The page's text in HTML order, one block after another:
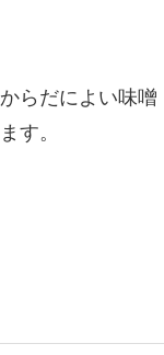
からだによい味
ます。